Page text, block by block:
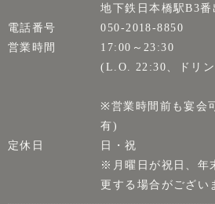
地下鉄日本橋駅B3
電話番号
050-2018-8850
営業時間
17:00～23:30
(L.O. 22:30、ドリ
※営業時間前も宴会
有)
定休日
日・祝
※月曜日が祝日、年
更する場合がござい